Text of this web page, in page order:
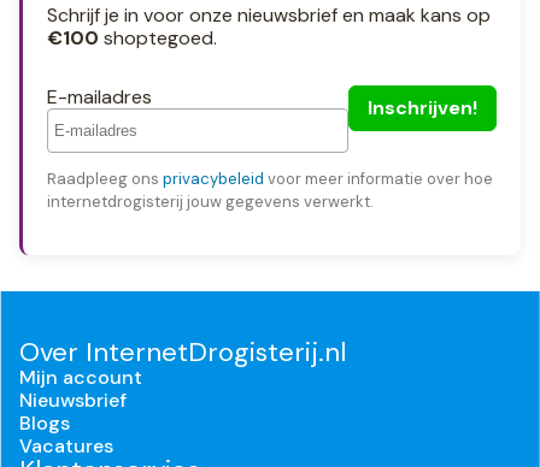
Schrijf je in voor onze nieuwsbrief en maak kans op
€100 shoptegoed.
E-mailadres
Raadpleeg ons privacybeleid voor meer informatie over hoe
internetdrogisterij jouw gegevens verwerkt.
Over InternetDrogisterij.nl
Mijn account
Nieuwsbrief
Blogs
Vacatures